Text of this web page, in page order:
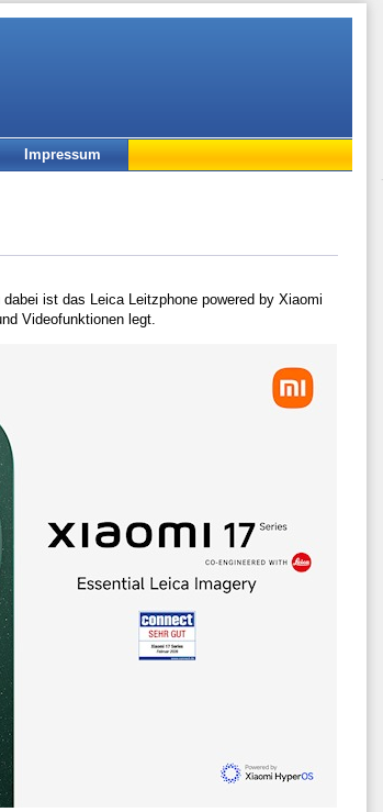
Impressum
ist das Leica Leitzphone powered by Xiaomi
Videofunktionen legt.